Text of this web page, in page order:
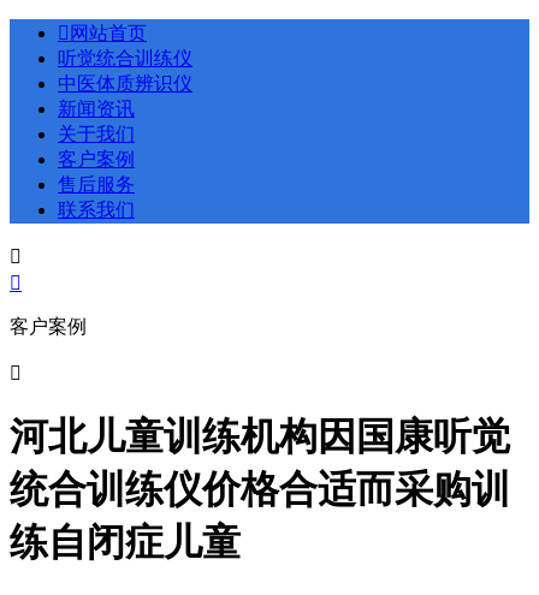
 网站首页
听觉统合训练仪
中医体质辨识仪
新闻资讯
关于我们
客户案例
售后服务
联系我们


客户案例

河北儿童训练机构因国康听觉
统合训练仪价格合适而采购训
练自闭症儿童